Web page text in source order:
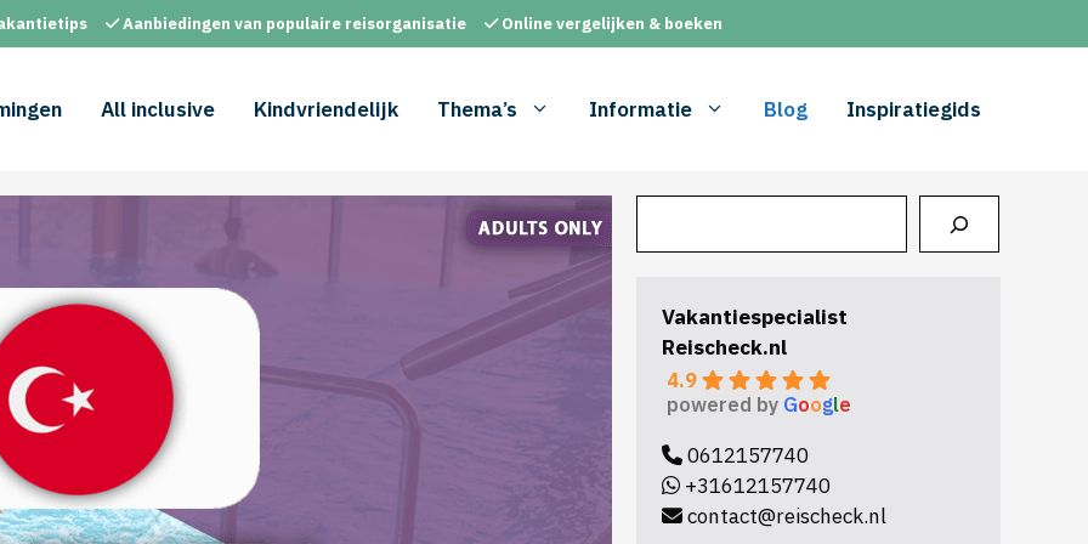
Aanbiedingen van populaire reisorganisatie Online vergelijken & boeken
All inclusive Kindvriendelijk Thema’s Informatie Blog Inspiratiegids
Vakantiespecialist
Reischeck.nl
4.9
powered by Google
0612157740
+31612157740
contact@reischeck.nl